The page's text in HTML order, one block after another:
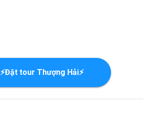
⚡Đặt tour Thượng Hải⚡